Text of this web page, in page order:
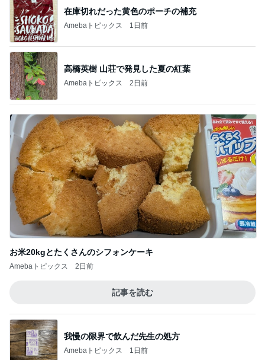
在庫切れだった黄色のポーチの補充
Amebaトピックス 1日前
高橋英樹 山荘で発見した夏の紅葉
Amebaトピックス 2日前
お米20kgとたくさんのシフォンケーキ
Amebaトピックス 2日前
記事を読む
我慢の限界で飲んだ先生の処方
Amebaトピックス 1日前